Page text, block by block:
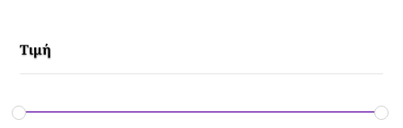
Τιμή